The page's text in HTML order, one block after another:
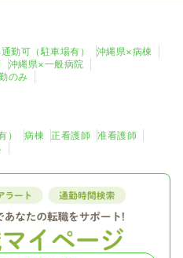
勤可（駐車場有）
沖縄県×病棟
沖縄県×一般病院
のみ
） 病棟 正看護師
准看護師